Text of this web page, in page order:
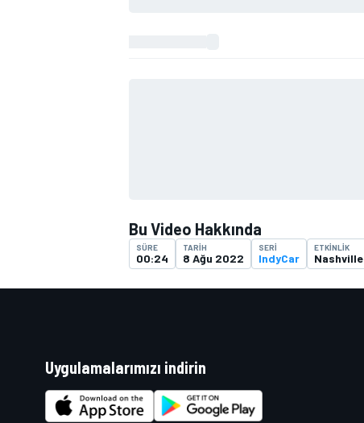
Bu Video Hakkında
SÜRE
00:24
TARIH
8 Ağu 2022
SERI
IndyCar
ETKINLIK
Nashville
Uygulamalarımızı indirin